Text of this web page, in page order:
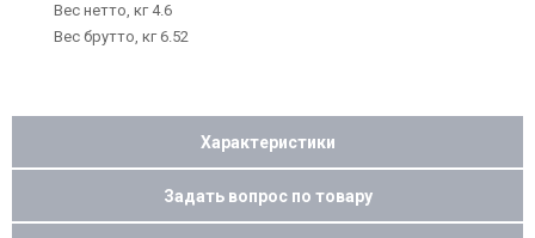
Вес нетто, кг 4.6
Вес брутто, кг 6.52
Характеристики
Задать вопрос по товару